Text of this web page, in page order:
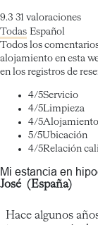
9.3 31 valoraciones
Todas Español
Todos los
alojamiento en esta
en los registros de
4/5Servicio
4/5Limpieza
4/5Alojamiento
5/5Ubicación
4/5Relación
Mi estancia en
José (España)
Hace algunos